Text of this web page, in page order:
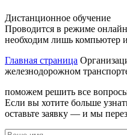
Дистанционное обучение
Проводится в режиме
необходим лишь компьютер
Главная страница
железнодорожном
поможем решить все
Если вы хотите больше
оставьте заявку — и мы